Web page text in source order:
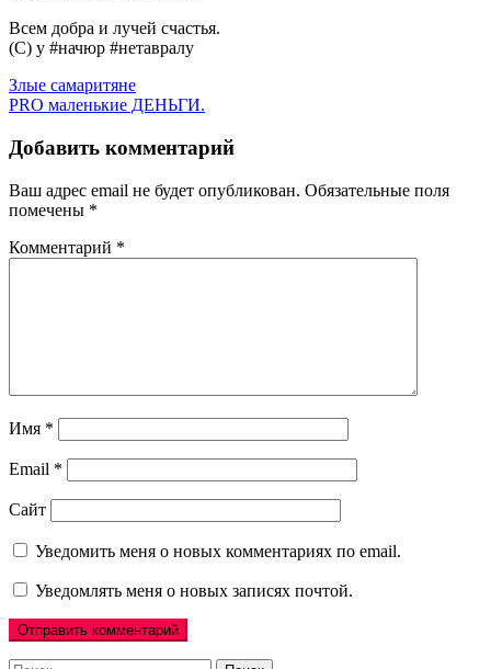
Всем добра и лучей счастья.
(С) у #начюр #нетавралу
Навигация
по
записям
Злые самаритяне
PRO маленькие ДЕНЬГИ.
Добавить комментарий
Ваш адрес email не будет опубликован. Обязательные поля
помечены *
Комментарий *
Имя *
Email *
Сайт
Уведомить меня о новых комментариях по email.
Уведомлять меня о новых записях почтой.